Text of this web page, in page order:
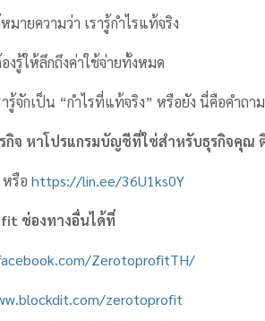
ายความว่า เรารู้กำไรแท้จริง
งรู้ให้ลึกถึงค่าใช้จ่ายทั้งหมด
รู้จักเป็น “กำไรที่แท้จริง” หรือยัง นี่คือคำถา
จ หาโปรแกรมบัญชีที่ใช่สำหรับธุรกิจคุณ
รือ https://lin.ee/36U1ks0Y
ช่องทางอื่นได้ที่
ZerotoprofitTH/
zerotoprofit